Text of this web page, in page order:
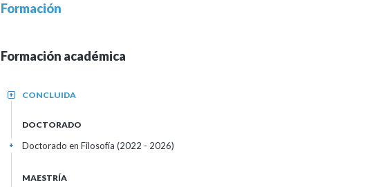
Formación
Formación académica
CONCLUIDA
+
DOCTORADO
Doctorado en Filosofía (2022 - 2026)
+
MAESTRÍA